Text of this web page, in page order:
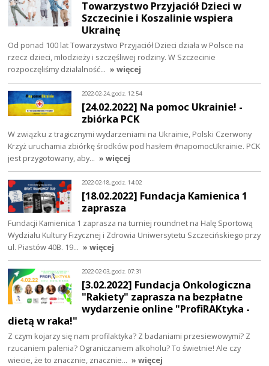
Towarzystwo Przyjaciół Dzieci w
Szczecinie i Koszalinie wspiera
Ukrainę
Od ponad 100 lat Towarzystwo Przyjaciół Dzieci działa w Polsce na
rzecz dzieci, młodzieży i szczęśliwej rodziny. W Szczecinie
rozpoczęliśmy działalność… » więcej
2022-02-24, godz. 12:54
[24.02.2022] Na pomoc Ukrainie! -
zbiórka PCK
W związku z tragicznymi wydarzeniami na Ukrainie, Polski Czerwony
Krzyż uruchamia zbiórkę środków pod hasłem #napomocUkrainie. PCK
jest przygotowany, aby… » więcej
2022-02-18, godz. 14:02
[18.02.2022] Fundacja Kamienica 1
zaprasza
Fundacji Kamienica 1 zaprasza na turniej roundnet na Halę Sportową
Wydziału Kultury Fizycznej i Zdrowia Uniwersytetu Szczecińskiego przy
ul. Piastów 40B. 19… » więcej
2022-02-03, godz. 07:31
[3.02.2022] Fundacja Onkologiczna
"Rakiety" zaprasza na bezpłatne
wydarzenie online "ProfiRAKtyka -
dietą w raka!"
Z czym kojarzy się nam profilaktyka? Z badaniami przesiewowymi? Z
rzucaniem palenia? Ograniczaniem alkoholu? To świetnie! Ale czy
wiecie, że to znacznie, znacznie… » więcej